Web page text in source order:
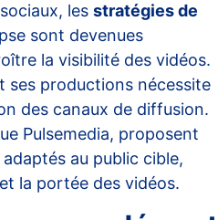
les stratégies de
sont devenues
la visibilité des vidéos.
ses productions nécessite
des canaux de diffusion.
Pulsemedia, proposent
au public cible,
la portée des vidéos.